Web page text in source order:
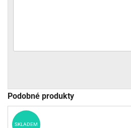
Podobné produkty
SKLADEM